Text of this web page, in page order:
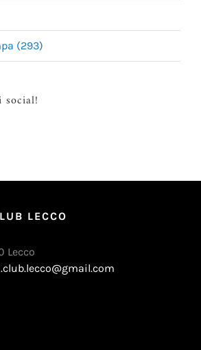
(293)
social!
LECCO
Lecco